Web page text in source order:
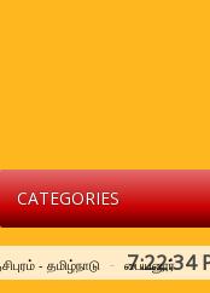
CATEGORIES
- தமிழ்நாடு பையனூர்